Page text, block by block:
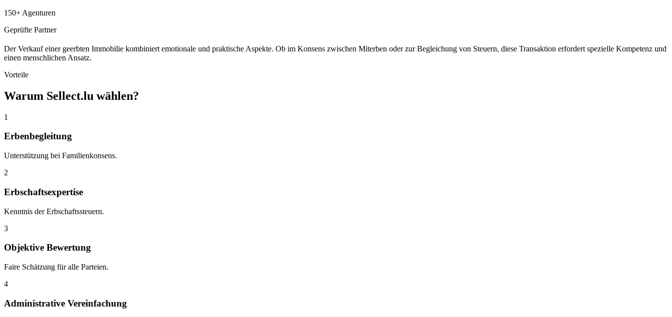
150+ Agenturen
Geprüfte Partner
Der Verkauf einer geerbten Immobilie kombiniert emotionale und praktische Aspekte. Ob im Konsens zwischen Miterben oder zur Begleichung von Steuern, diese Transaktion erfordert spezielle Kompetenz und
einen menschlichen Ansatz.
Vorteile
Warum Sellect.lu wählen?
1
Erbenbegleitung
Unterstützung bei Familienkonsens.
2
Erbschaftsexpertise
Kenntnis der Erbschaftssteuern.
3
Objektive Bewertung
Faire Schätzung für alle Parteien.
4
Administrative Vereinfachung